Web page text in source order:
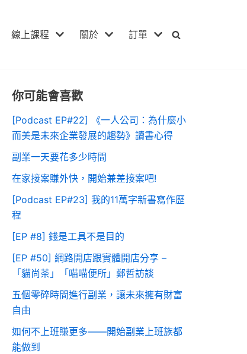
線上課程 關於 訂單
你可能會喜歡
[Podcast EP#22] 《一人公司：為什麼小
而美是未來企業發展的趨勢》讀書心得
副業一天要花多少時間
在家接案賺外快，開始兼差接案吧!
[Podcast EP#23] 我的11萬字新書寫作歷
程
[EP #8] 錢是工具不是目的
[EP #50] 網路開店跟實體開店分享 –
「貓尚茶」「喵喵便所」鄭哲訪談
五個零碎時間進行副業，讓未來擁有財富
自由
如何不上班賺更多——開始副業上班族都
能做到